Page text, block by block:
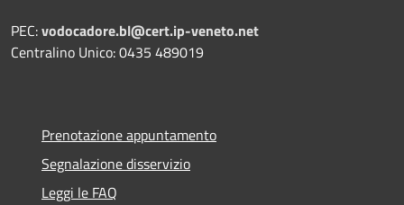
PEC:vodocadore.bl@cert.ip-veneto.net
Centralino Unico: 0435 489019
Prenotazione appuntamento
Segnalazione disservizio
Leggi le FAQ